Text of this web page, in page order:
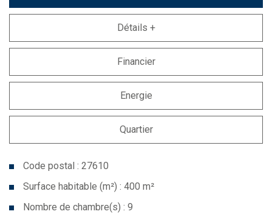
Détails +
Financier
Energie
Quartier
Code postal : 27610
Surface habitable (m²) : 400 m²
Nombre de chambre(s) : 9